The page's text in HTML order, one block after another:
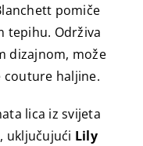
pomiče
tepihu. Održiva
dizajnom, može
couture haljine.
lica iz svijeta
uključujući Lily